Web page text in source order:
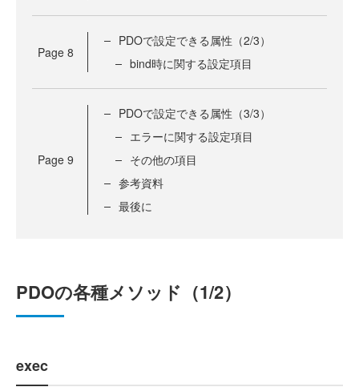
Page 8
PDOで設定できる属性（2/3）
bind時に関する設定項目
Page 9
PDOで設定できる属性（3/3）
エラーに関する設定項目
その他の項目
参考資料
最後に
PDOの各種メソッド（1/2）
exec